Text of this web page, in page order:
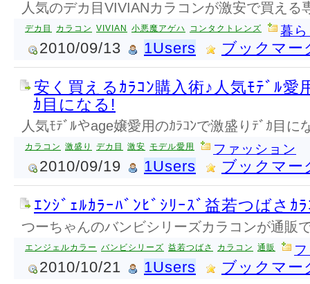
人気のデカ目VIVIANカラコンが激安で買える
デカ目 カラコン VIVIAN 小悪魔アゲハ コンタクトレンズ 暮
2010/09/13 1Users ブックマー
安く買えるｶﾗｺﾝ購入術♪人気ﾓﾃﾞﾙ愛
ｶ目になる!
人気ﾓﾃﾞﾙやage嬢愛用のｶﾗｺﾝで激盛りﾃﾞｶ目に
カラコン 激盛り デカ目 激安 モデル愛用 ファッション
2010/09/19 1Users ブックマー
ｴﾝｼﾞｪﾙｶﾗｰﾊﾞﾝﾋﾞｼﾘｰｽﾞ益若つばさｶ
つーちゃんのバンビシリーズカラコンが通販
エンジェルカラー バンビシリーズ 益若つばさ カラコン 通販
2010/10/21 1Users ブックマー